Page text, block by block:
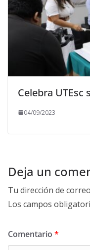
Celebra
04/09/2023
Deja un
Tu dirección de
Los campos
Comentario *